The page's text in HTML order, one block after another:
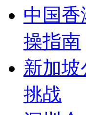
中国
操指南
新加
挑战